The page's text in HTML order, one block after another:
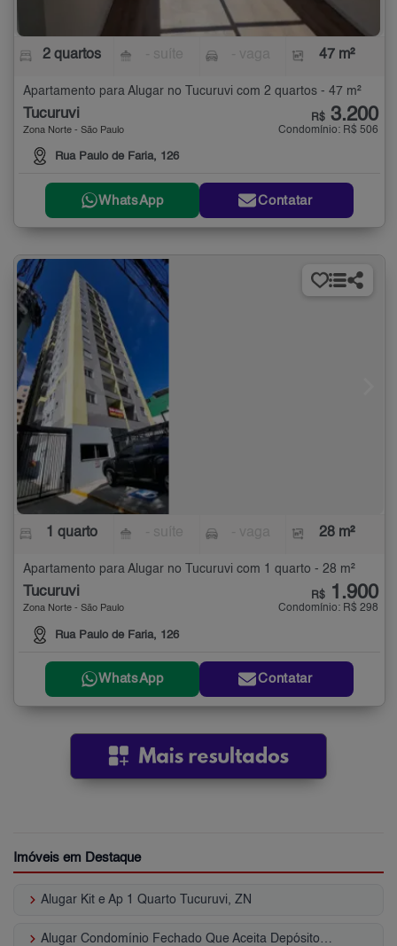
2 quartos 47 m²
Apartamento para Alugar no Tucuruvi com 2 quartos - 47 m²
Tucuruvi
Zona Norte - São Paulo
Rua Paulo de Faria, 126
R$ 3.200
Condomínio: R$ 506
WhatsApp Contatar
1 quarto 28 m²
Apartamento para Alugar no Tucuruvi com 1 quarto - 28 m²
Tucuruvi
Zona Norte - São Paulo
Rua Paulo de Faria, 126
R$ 1.900
Condomínio: R$ 298
WhatsApp Contatar
Imóveis em Destaque
keyboard_arrow_right Alugar Kit e Ap 1 Quarto Tucuruvi, ZN
keyboard_arrow_right